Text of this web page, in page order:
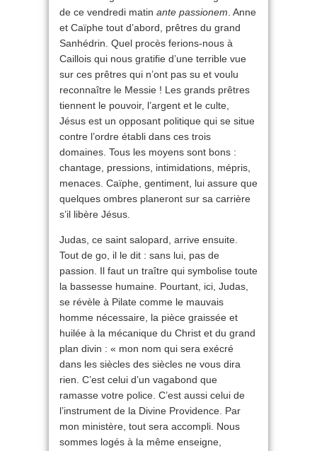
de ce vendredi matin ante passionem . Anne
et Caïphe tout d’abord, prêtres du grand
Sanhédrin. Quel procès ferions-nous à
Caillois qui nous gratifie d’une terrible vue
sur ces prêtres qui n’ont pas su et voulu
reconnaître le Messie ! Les grands prêtres
tiennent le pouvoir, l’argent et le culte,
Jésus est un opposant politique qui se situe
contre l’ordre établi dans ces trois
domaines. Tous les moyens sont bons :
chantage, pressions, intimidations, mépris,
menaces. Caïphe, gentiment, lui assure que
quelques ombres planeront sur sa carrière
s’il libère Jésus.
Judas, ce saint salopard, arrive ensuite.
Tout de go, il le dit : sans lui, pas de
passion. Il faut un traître qui symbolise toute
la bassesse humaine. Pourtant, ici, Judas,
se révèle à Pilate comme le mauvais
homme nécessaire, la pièce graissée et
huilée à la mécanique du Christ et du grand
plan divin : « mon nom qui sera exécré
dans les siècles des siècles ne vous dira
rien. C’est celui d’un vagabond que
ramasse votre police. C’est aussi celui de
l’instrument de la Divine Providence. Par
mon ministère, tout sera accompli. Nous
sommes logés à la même enseigne,